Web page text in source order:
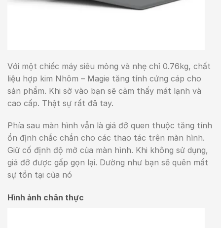
Với một chiếc máy siêu mỏng và nhẹ chỉ 0.76kg, chất
liệu hợp kim Nhôm – Magie tăng tính cứng cáp cho
sản phẩm. Khi sờ vào bạn sẽ cảm thấy mát lạnh và
cao cấp. Thật sự rất đã tay.
Phía sau màn hình vẫn là giá đỡ quen thuộc tăng tính
ổn định chắc chắn cho các thao tác trên màn hình.
Giữ cố định độ mở của màn hình. Khi không sử dụng,
giá đỡ được gấp gọn lại. Dường như bạn sẽ quên mất
sự tồn tại của nó
Hình ảnh chân thực